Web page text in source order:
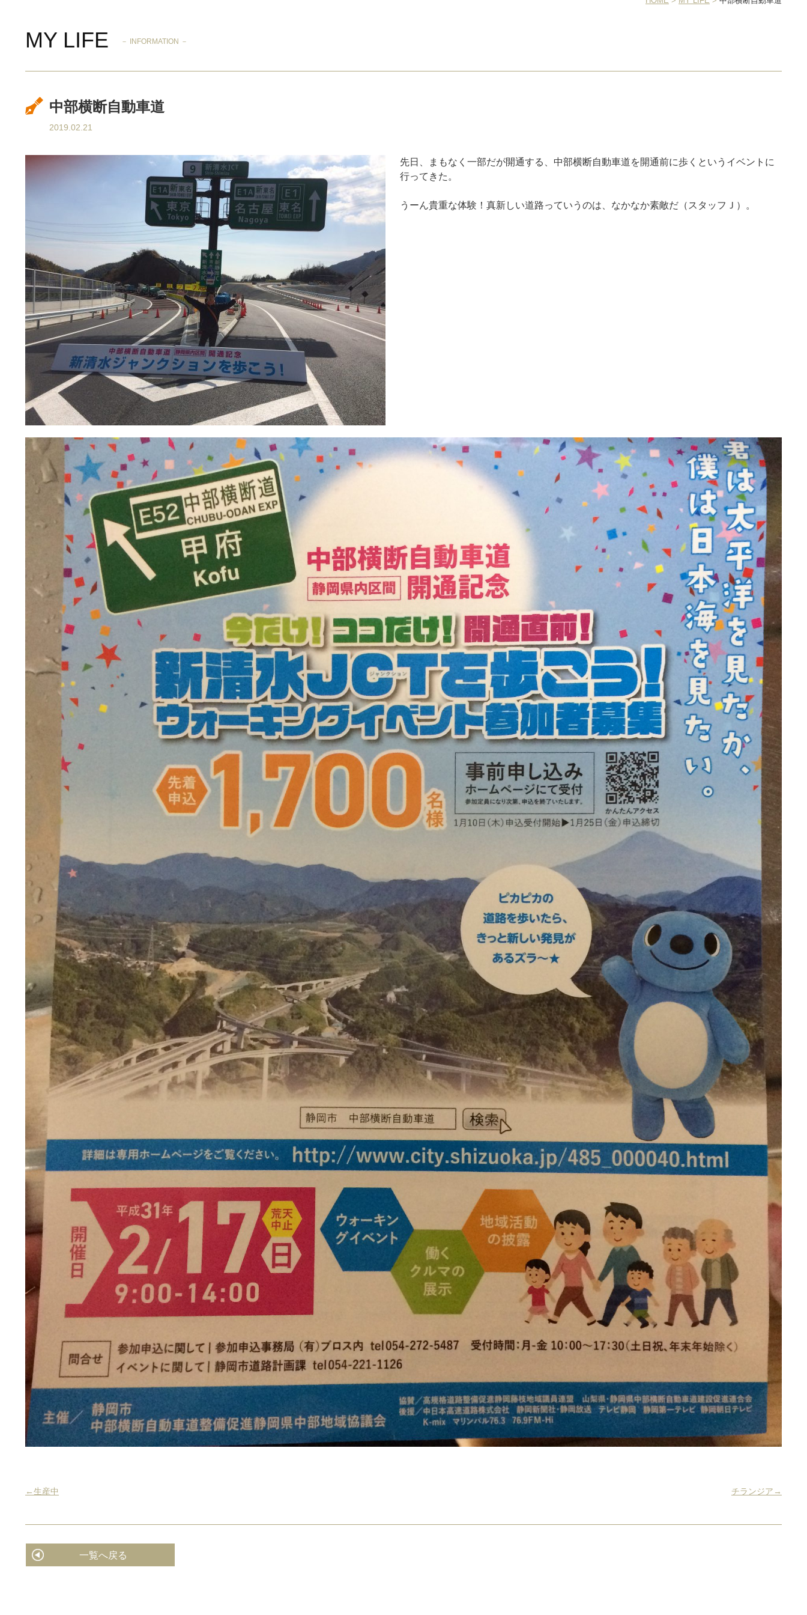
MY LIFE － INFORMATION －
中部横断自動車道
2019.02.21
先日、まもなく一部だが開通する、中部横断自動車道を開通前に歩くというイベントに
行ってきた。
うーん貴重な体験！真新しい道路っていうのは、なかなか素敵だ（スタッフＪ）。
←生産中 チランジア→
一覧へ戻る